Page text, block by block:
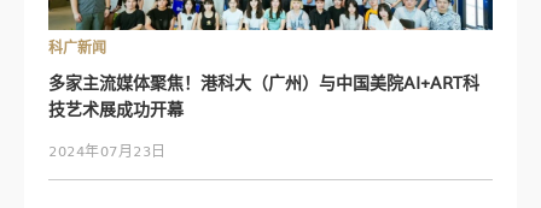
科广新闻
多家主流媒体聚焦！港科大（广州）与中国美院AI+ART科
技艺术展成功开幕
2024年07月23日